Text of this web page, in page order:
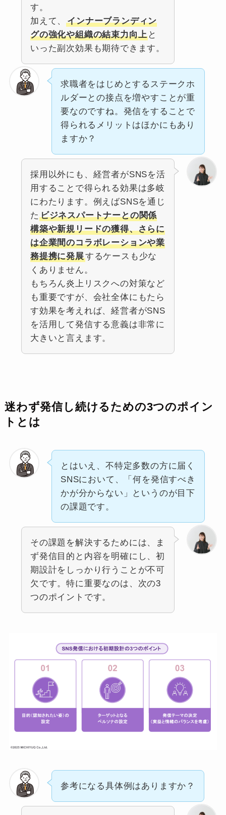
す。
加えて、インナーブランディン
グの強化や組織の結束力向上 と
いった副次効果も期待できます。
求職者をはじめとするステークホ
ルダーとの接点を増やすことが重
要なのですね。発信をすることで
得られるメリットはほかにもあり
ますか？
採用以外にも、経営者がSNSを活
用することで得られる効果は多岐
にわたります。例えばSNSを通じ
た ビジネスパートナーとの関係
構築や新規リードの獲得、さらに
は企業間のコラボレーションや業
務提携に発展するケースも少な
くありません。
もちろん炎上リスクへの対策など
も重要ですが、会社全体にもたら
す効果を考えれば、経営者がSNS
を活用して発信する意義は非常に
大きいと言えます。
迷わず発信し続けるための3つのポイン
トとは
とはいえ、不特定多数の方に届く
SNSにおいて、「何を発信すべき
かが分からない」というのが目下
の課題です。
その課題を解決するためには、ま
ず発信目的と内容を明確にし、初
期設計をしっかり行うことが不可
欠です。特に重要なのは、次の3
つのポイントです。
参考になる具体例はありますか？